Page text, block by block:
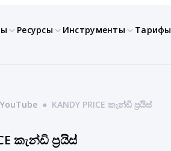
Ресурсы Инструменты Тарифы
YouTube ● KANDY PRICE කැන්ඩි ප්‍රයිස්
කැන්ඩි ප්‍රයිස්